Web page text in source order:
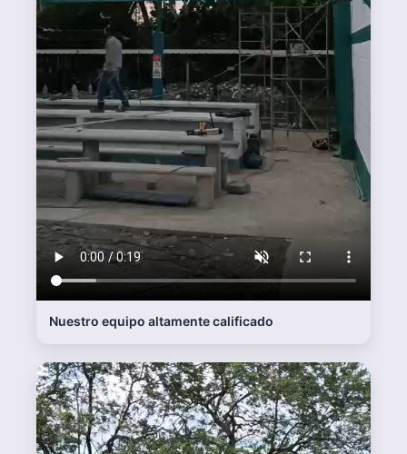
las alturas no son un problema